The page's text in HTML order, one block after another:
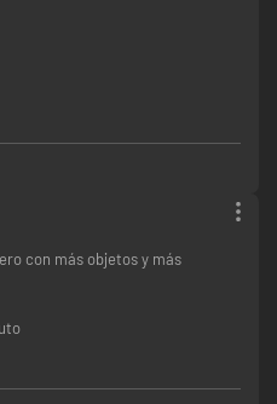
con más objetos y más